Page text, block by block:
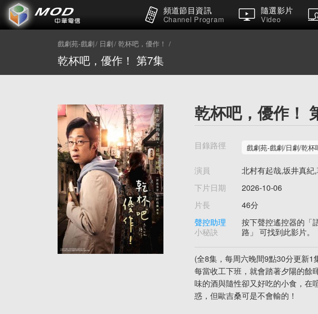
頻道節目資訊
Channel Program
隨選影片
Video
戲劇苑-戲劇 日劇 乾杯吧，優作！
乾杯吧，優作！ 第7集
乾杯吧，優作！
目錄路徑 戲劇苑-戲劇/日劇/乾杯
演員
北村有起哉,坂井真紀
下片日期
2026-10-06
片長
46分
聲控助理
小秘訣
按下聲控遙控器的「
路」 可找到此影片。
(全8集，每周六晚間9點30分更新1
每當收工下班，就會踏著夕陽的餘
味的酒與隨性卻又好吃的小食，在
惑，但歐吉桑可是不會輸的！